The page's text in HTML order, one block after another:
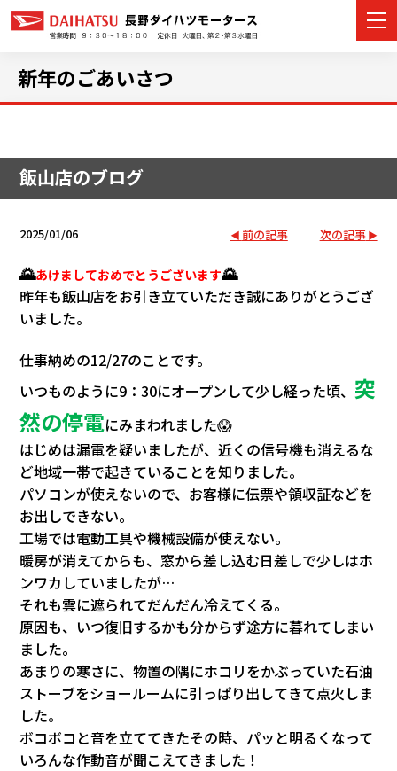
店舗情報
イベント・キャンペーン
会社情報
お問
新年のごあいさつ
飯山店のブログ
2025/01/06 前の記事 次の記事
🌄あけましておめでとうございます🌄
昨年も飯山店をお引き立ていただき誠にありがとうござ
いました。
仕事納めの12/27のことです。
いつものように9：30にオープンして少し経った頃、 突
然の停電にみまわれました😱
はじめは漏電を疑いましたが、近くの信号機も消えるな
ど地域一帯で起きていることを知りました。
パソコンが使えないので、お客様に伝票や領収証などを
お出しできない。
工場では電動工具や機械設備が使えない。
暖房が消えてからも、窓から差し込む日差しで少しはホ
ンワカしていましたが…
それも雲に遮られてだんだん冷えてくる。
原因も、いつ復旧するかも分からず途方に暮れてしまい
ました。
あまりの寒さに、物置の隅にホコリをかぶっていた石油
ストーブをショールームに引っぱり出してきて点火しま
した。
ボコボコと音を立ててきたその時、パッと明るくなって
いろんな作動音が聞こえてきました！